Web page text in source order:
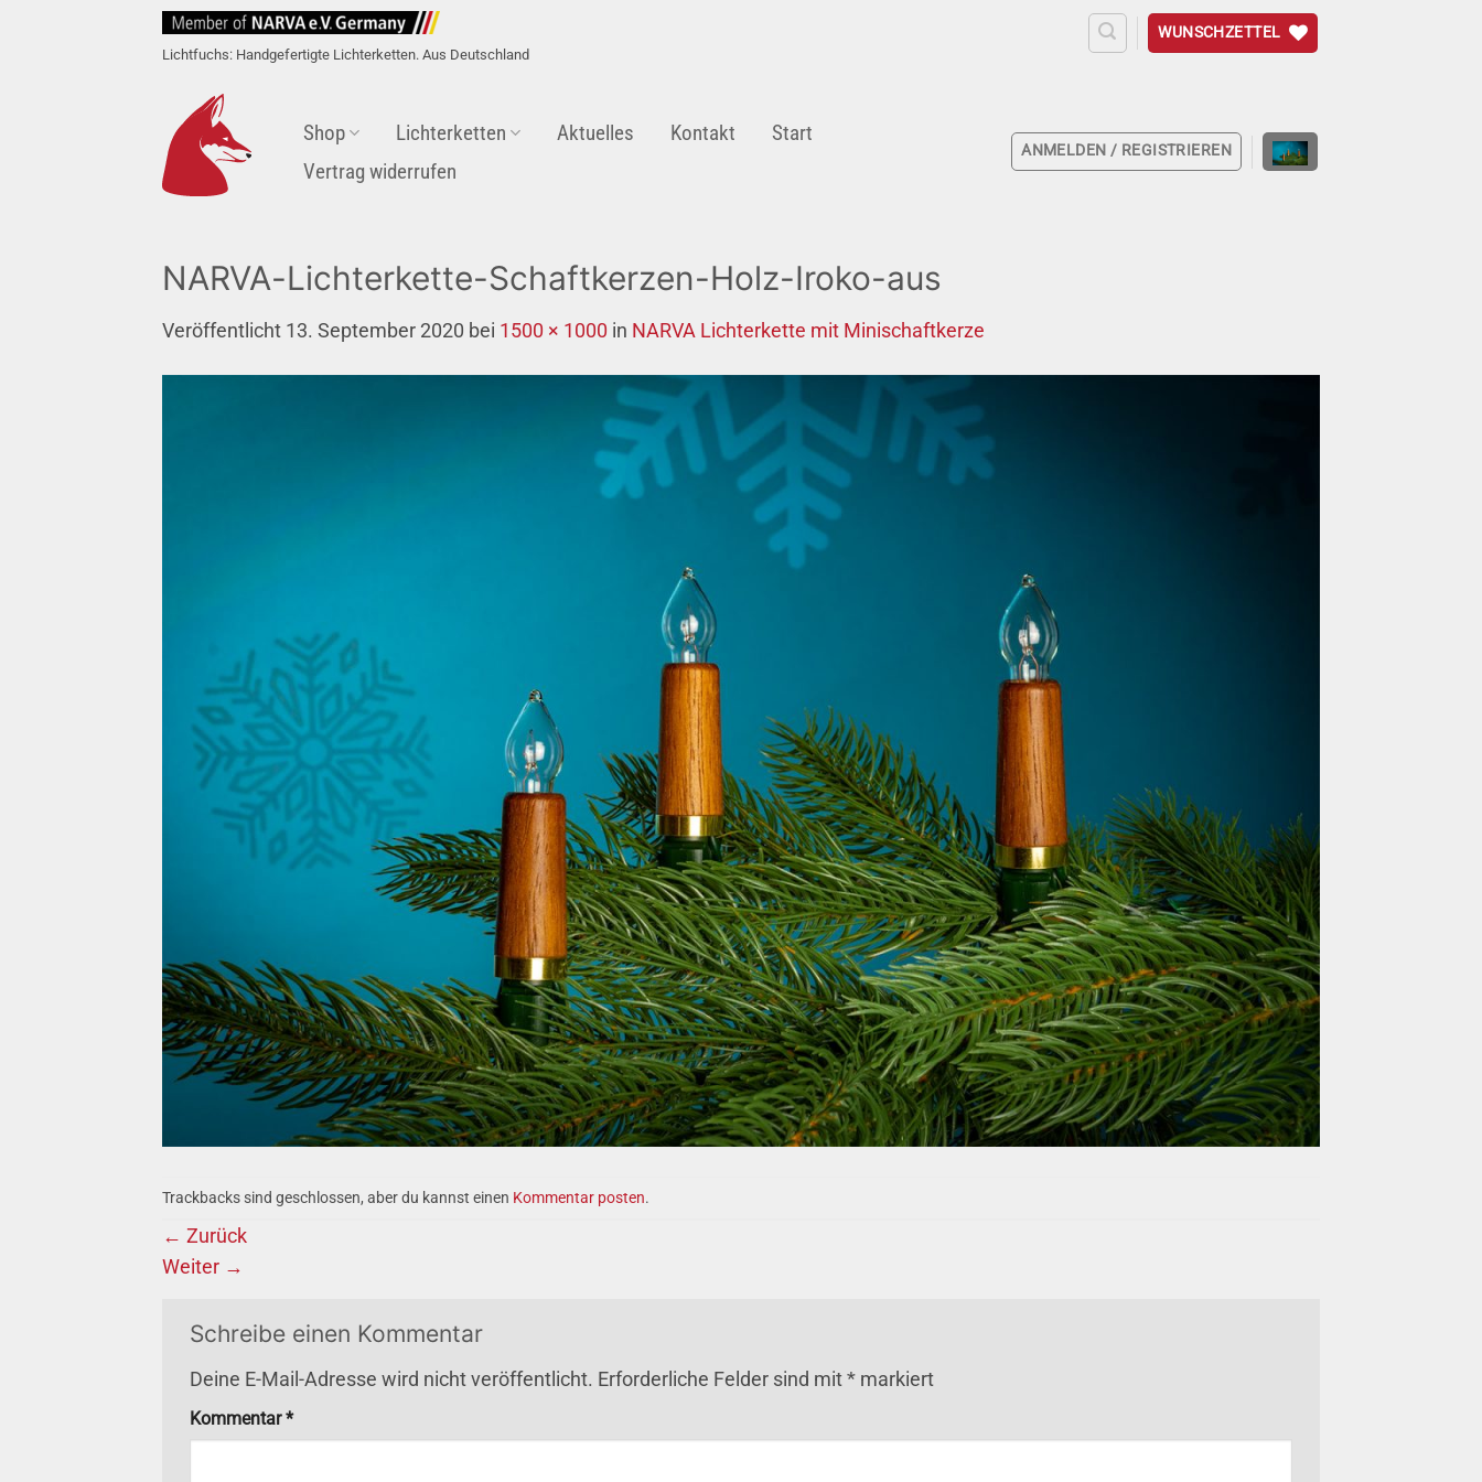
Lichtfuchs: Handgefertigte Lichterketten. Aus Deutschland
WUNSCHZETTEL
Shop Lichterketten Aktuelles Kontakt
Start
Vertrag widerrufen
ANMELDEN / REGISTRIEREN
NARVA-Lichterkette-Schaftkerzen-Holz-Iroko-aus
Veröffentlicht 13. September 2020 bei 1500 × 1000 in NARVA Lichterkette mit Minischaftkerze
Trackbacks sind geschlossen, aber du kannst einen Kommentar posten.
← Zurück
Weiter →
Schreibe einen Kommentar
Deine E-Mail-Adresse wird nicht veröffentlicht. Erforderliche Felder sind mit * markiert
Kommentar*